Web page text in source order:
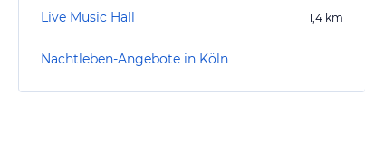
Live Music Hall 1,4 km
Nachtleben-Angebote in Köln